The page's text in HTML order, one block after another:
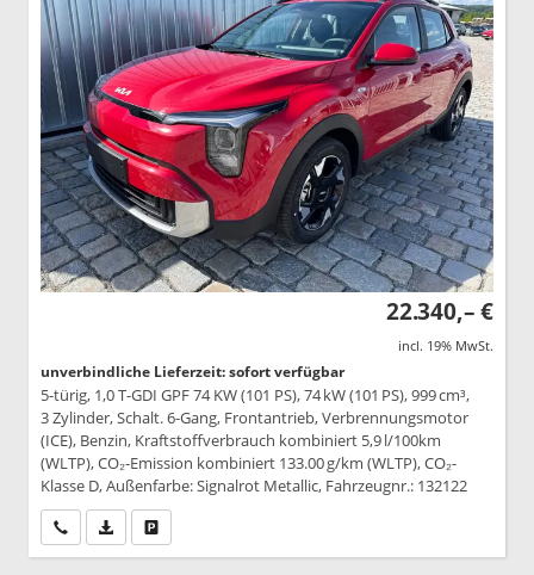
22.340,– €
incl. 19% MwSt.
unverbindliche Lieferzeit: sofort verfügbar
5-türig, 1,0 T-GDI GPF 74 KW (101 PS), 74 kW (101 PS), 999 cm³,
3 Zylinder, Schalt. 6-Gang, Frontantrieb, Verbrennungsmotor
(ICE), Benzin, Kraftstoffverbrauch kombiniert 5,9 l/100km
(WLTP), CO₂-Emission kombiniert 133.00 g/km (WLTP), CO₂-
Klasse D, Außenfarbe: Signalrot Metallic, Fahrzeugnr.: 132122
Wir rufen Sie anPDF-Datei, Fahrzeugexposé drucken